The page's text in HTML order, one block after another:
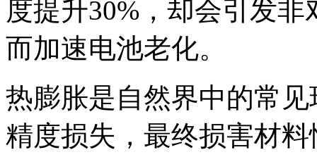
度提升30%，却会引发
而加速电池老化。
热膨胀是自然界中的常
精度损失，最终损害材